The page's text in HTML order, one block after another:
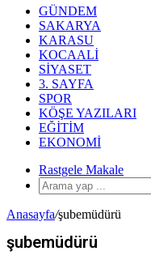
GÜNDEM
SAKARYA
KARASU
KOCAALI
SIYASET
3. SAYFA
SPOR
KÖŞE YAZILARI
EĞITIM
EKONOMI
Rastgele Makale
Anasayfa/şubemüdürü
şubemüdürü